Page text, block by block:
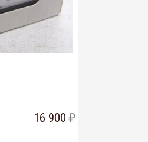
16 900